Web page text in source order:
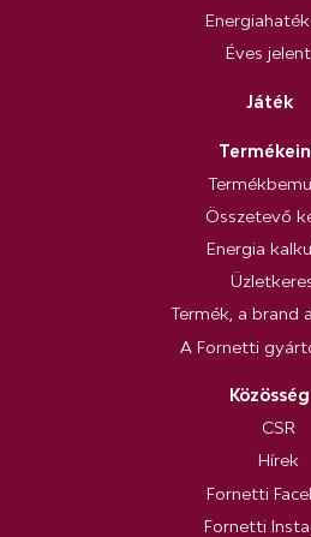
Éves
Játék
Összetevő
Energia
Termék, a brand
A Fornetti
Közösség
CSR
Hírek
Fornetti
Fornetti